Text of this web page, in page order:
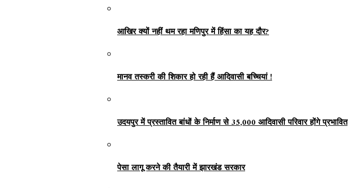
आखिर क्यों नहीं थम रहा मणिपुर में हिंसा का यह दौर?
मानव तस्करी की शिकार हो रही हैं आदिवासी बच्चियां !
उदयपुर में प्रस्तावित बांधों के निर्माण से 35,000 आदिवासी परिवार होंगे प्रभावित
पेसा लागू करने की तैयारी में झारखंड सरकार